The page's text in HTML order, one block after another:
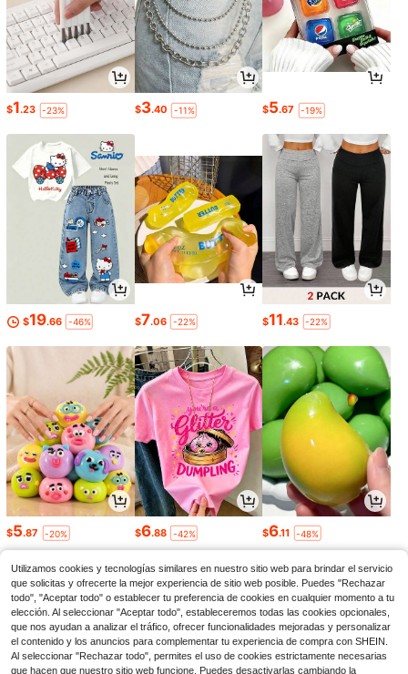
$1.23 -23% $3.40 -11% $5.67 -19%
$19.66 -46% $7.06 -22% $11.43 -22%
$5.87 -20% $6.88 -42% $6.11 -48%
Utilizamos cookies y tecnologías similares en nuestro sitio web para brindar el servicio
que solicitas y ofrecerte la mejor experiencia de sitio web posible. Puedes "Rechazar
todo", "Aceptar todo" o establecer tu preferencia de cookies en cualquier momento a tu
elección. Al seleccionar "Aceptar todo", estableceremos todas las cookies opcionales,
que nos ayudan a analizar el tráfico, ofrecer funcionalidades mejoradas y personalizar
el contenido y los anuncios para complementar tu experiencia de compra con SHEIN.
Al seleccionar "Rechazar todo", permites el uso de cookies estrictamente necesarias
que hacen que nuestro sitio web funcione. Puedes desactivarlas cambiando la